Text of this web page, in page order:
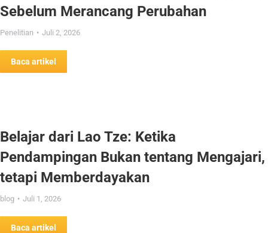
Sebelum Merancang Perubahan
Penelitian Juli 2, 2026
Baca artikel
Belajar dari Lao Tze: Ketika
Pendampingan Bukan tentang Mengajari,
tetapi Memberdayakan
blog Juli 1, 2026
Baca artikel